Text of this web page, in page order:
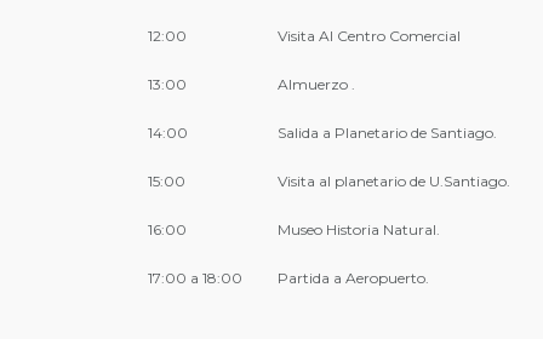
12:00 Visita Al Centro Comercial
13:00 Almuerzo .
14:00 Salida a Planetario de Santiago.
15:00 Visita al planetario de U.Santiago.
16:00 Museo Historia Natural.
17:00 a 18:00 Partida a Aeropuerto.